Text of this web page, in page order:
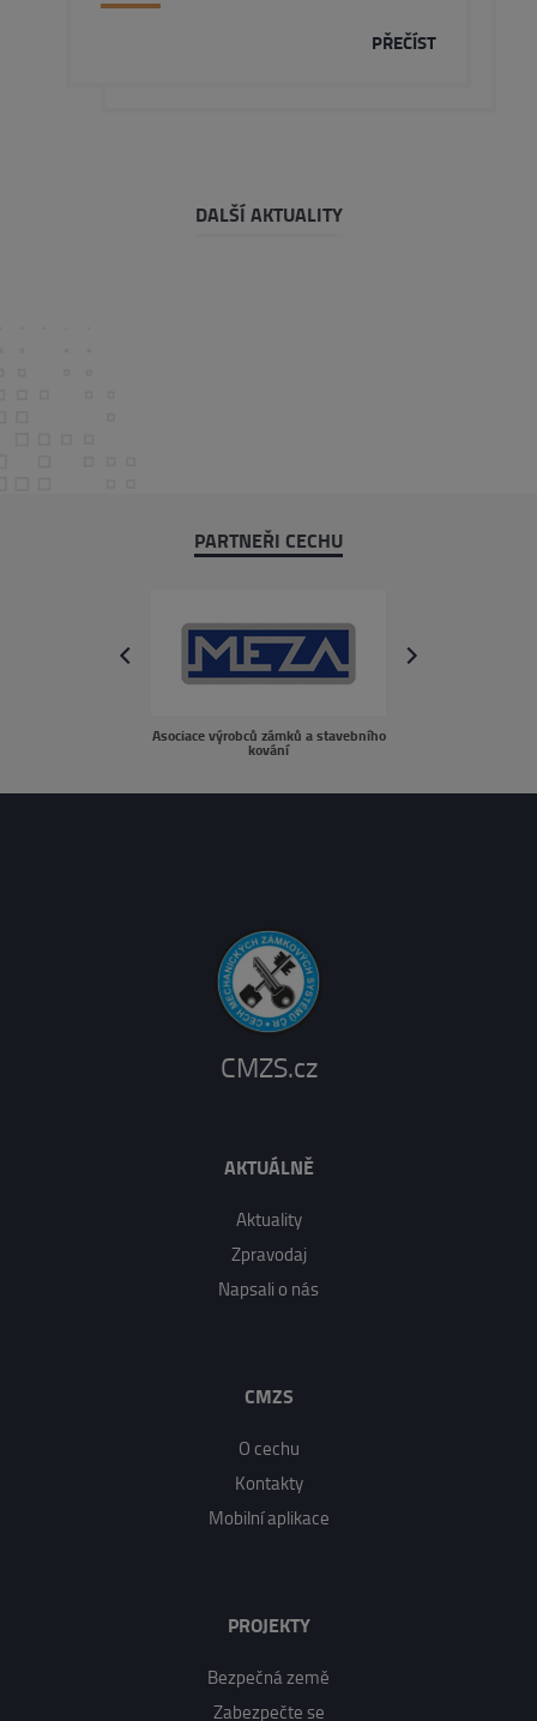
PŘEČÍST
DALŠÍ AKTUALITY
PARTNEŘI CECHU
Asociace výrobců zámků a stavebního
kování
prev next
CMZS.cz
AKTUÁLNĚ
Aktuality
Zpravodaj
Napsali o nás
CMZS
O cechu
Kontakty
Mobilní aplikace
PROJEKTY
Bezpečná země
Zabezpečte se